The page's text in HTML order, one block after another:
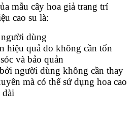
mẫu cây hoa giả trang trí
cao su là:
dùng
hiệu quả do không cần tốn
và bảo quản
người dùng không cần thay
mà có thể sử dụng hoa cao